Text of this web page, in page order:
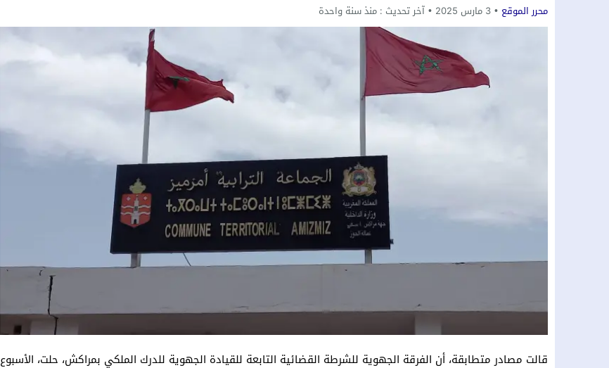
محرر الموقع 3 مارس 2025 آخر تحديث : منذ سنة واحدة
قالت مصادر متطابقة، أن الفرقة الجهوية للشرطة القضائية التابعة للقيادة الجهوية للدرك الملكي بمراكش، حلت، الأسبوع